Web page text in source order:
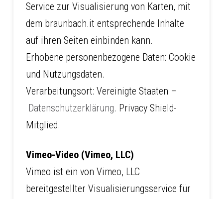
Service zur Visualisierung von Karten, mit
dem braunbach.it entsprechende Inhalte
auf ihren Seiten einbinden kann.
Erhobene personenbezogene Daten: Cookie
und Nutzungsdaten.
Verarbeitungsort: Vereinigte Staaten –
Datenschutzerklärung. Privacy Shield-
Mitglied.
Vimeo-Video (Vimeo, LLC)
Vimeo ist ein von Vimeo, LLC
bereitgestellter Visualisierungsservice für